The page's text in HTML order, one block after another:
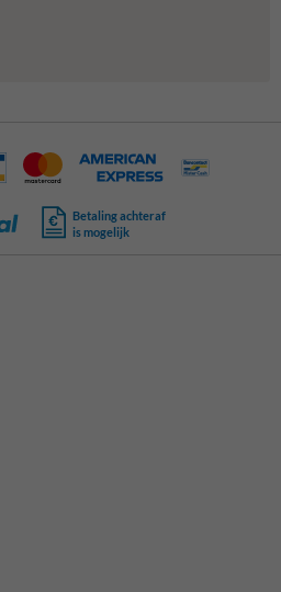
Betaling achteraf
is mogelijk